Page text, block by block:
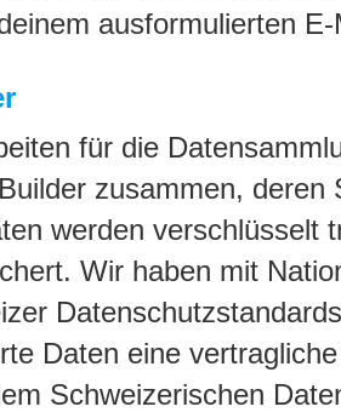
ausformulierten E-
für die
zusammen,
werden verschlüsselt
Wir haben mit
Daten eine
Schweizerischen